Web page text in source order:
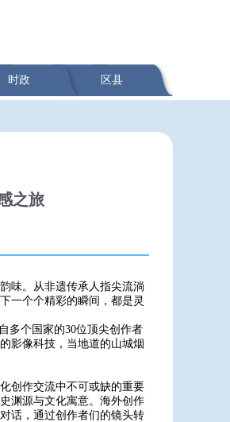
时政 区县
之旅
味。从非遗传承人指尖流淌
一个个精彩的瞬间，都是灵
多个国家的30位顶尖创作者
影像科技，当地道的山城烟
创作交流中不可或缺的重要
渊源与文化寓意。海外创作
话，通过创作者们的镜头转